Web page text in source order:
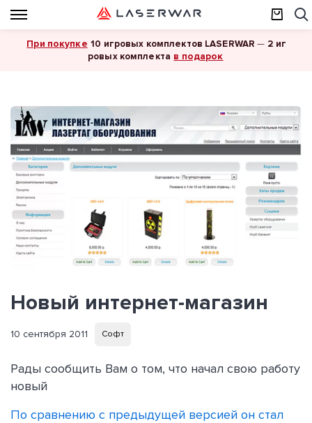
При покупке 10 игровых комплектов LASERWAR — 2 иг
ровых комплекта в подарок
Новый интернет-магазин
10 сентября 2011 Софт
Рады сообщить Вам о том, что начал свою работу
новый
По сравнению с предыдущей версией он стал